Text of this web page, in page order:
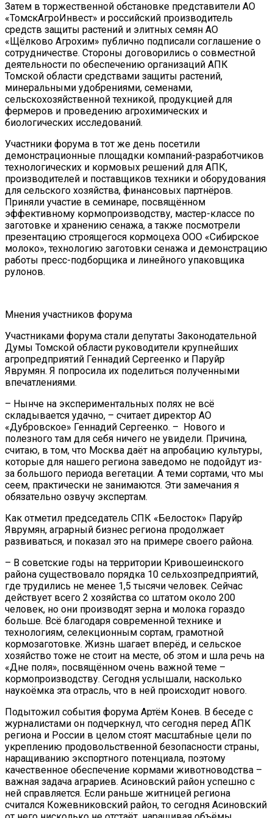
Затем в торжественной обстановке представители АО
«ТомскАгроИнвест» и российский производитель
средств защиты растений и элитных семян АО
«Щёлково Агрохим» публично подписали соглашение о
сотрудничестве. Стороны договорились о совместной
деятельности по обеспечению организаций АПК
Томской области средствами защиты растений,
минеральными удобрениями, семенами,
сельскохозяйственной техникой, продукцией для
фермеров и проведению агрохимических и
биологических исследований.
Участники форума в тот же день посетили
демонстрационные площадки компаний-разработчиков
технологических и кормовых решений для АПК,
производителей и поставщиков техники и оборудования
для сельского хозяйства, финансовых партнёров.
Приняли участие в семинаре, посвящённом
эффективному кормопроизводству, мастер-классе по
заготовке и хранению сенажа, а также посмотрели
презентацию строящегося кормоцеха ООО «Сибирское
молоко», технологию заготовки сенажа и демонстрацию
работы пресс-подборщика и линейного упаковщика
рулонов.
Мнения участников форума
Участниками форума стали депутаты Законодательной
Думы Томской области руководители крупнейших
агропредприятий Геннадий Сергеенко и Паруйр
Яврумян. Я попросила их поделиться полученными
впечатлениями.
– Нынче на экспериментальных полях не всё
складывается удачно, – считает директор АО
«Дубровское» Геннадий Сергеенко. – Нового и
полезного там для себя ничего не увидели. Причина,
считаю, в том, что Москва даёт на апробацию культуры,
которые для нашего региона заведомо не подойдут из-
за большого периода вегетации. А теми сортами, что мы
сеем, практически не занимаются. Эти замечания я
обязательно озвучу экспертам.
Как отметил председатель СПК «Белосток» Паруйр
Яврумян, аграрный бизнес региона продолжает
развиваться, и показал это на примере своего района.
– В советские годы на территории Кривошеинского
района существовало порядка 10 сельхозпредприятий,
где трудились не менее 1,5 тысячи человек. Сейчас
действует всего 2 хозяйства со штатом около 200
человек, но они производят зерна и молока гораздо
больше. Всё благодаря современной технике и
технологиям, селекционным сортам, грамотной
кормозаготовке. Жизнь шагает вперёд, и сельское
хозяйство тоже не стоит на месте, об этом и шла речь на
«Дне поля», посвящённом очень важной теме –
кормопроизводству. Сегодня услышали, насколько
наукоёмка эта отрасль, что в ней происходит нового.
Подытожил события форума Артём Конев. В беседе с
журналистами он подчеркнул, что сегодня перед АПК
региона и России в целом стоят масштабные цели по
укреплению продовольственной безопасности страны,
наращиванию экспортного потенциала, поэтому
качественное обеспечение кормами животноводства –
важная задача аграриев. Асиновский район успешно с
ней справляется. Если раньше житницей региона
считался Кожевниковский район, то сегодня Асиновский